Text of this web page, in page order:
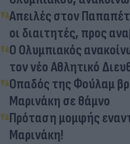
Απειλές στον
οι διαιτητές, προς
Ο Ολυμπιακός
τον νέο Αθλητικό
Οπαδός της Φούλαμ
Μαρινάκη σε θάμνο
Πρόταση μομφής
Μαρινάκη!